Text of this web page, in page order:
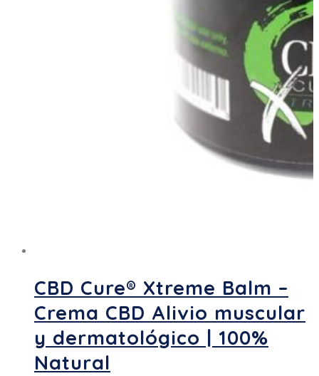
CBD Cure® Xtreme Balm –
Crema CBD Alivio muscular
y dermatológico | 100%
Natural